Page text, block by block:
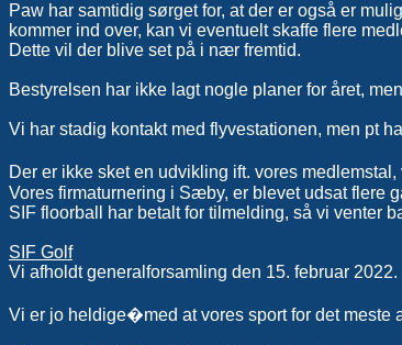
Paw har samtidig sørget for, at der er også er
kommer ind over, kan vi eventuelt skaffe flere
Dette vil der blive set på i nær fremtid.
Bestyrelsen har ikke lagt nogle planer for året,
Vi har stadig kontakt med flyvestationen, men pt
Der er ikke sket en udvikling ift. vores
Vores firmaturnering i Sæby, er blevet udsat flere
SIF floorball har betalt for tilmelding, så vi venter
SIF Golf
Vi afholdt generalforsamling den 15. februar 2022.
Vi er jo heldige�med at vores sport for det meste